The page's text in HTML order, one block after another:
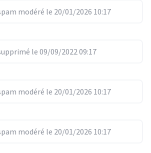
modéré le 20/01/2026 10:17
le 09/09/2022 09:17
modéré le 20/01/2026 10:17
modéré le 20/01/2026 10:17